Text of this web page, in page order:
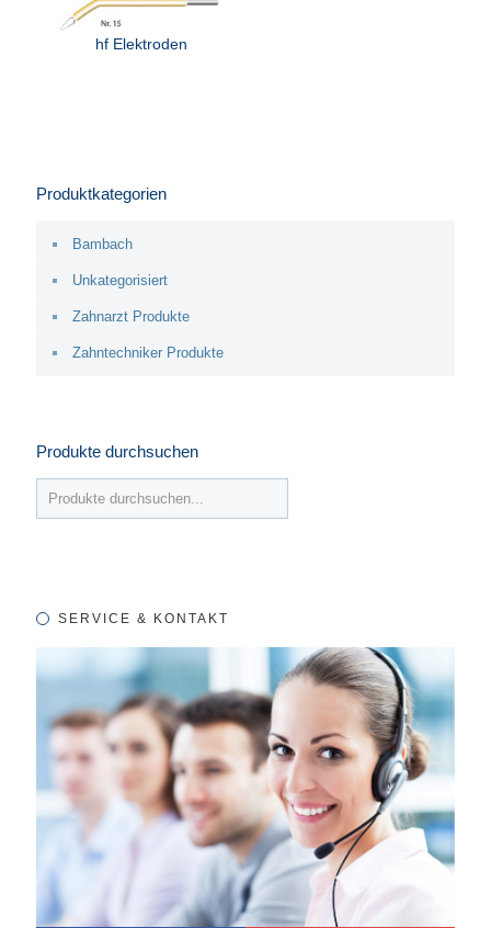
hf Elektroden
Produktkategorien
Bambach
Unkategorisiert
Zahnarzt Produkte
Zahntechniker Produkte
Produkte durchsuchen
SERVICE & KONTAKT